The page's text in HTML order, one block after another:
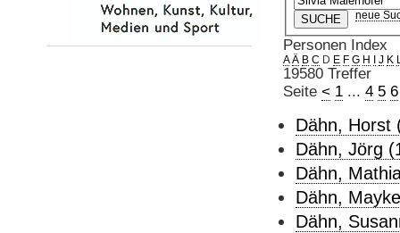
neue
Personen Index
A Ä B C D E F G H J K
19580 Treffer
Seite < 1... 4 5 6
Dähn, Horst
Dähn, Jörg
Dähn,
Dähn,
Dähn,